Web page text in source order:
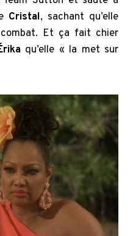
Cristal, sachant qu’elle
combat. Et ça fait chier
qu’elle « la met sur